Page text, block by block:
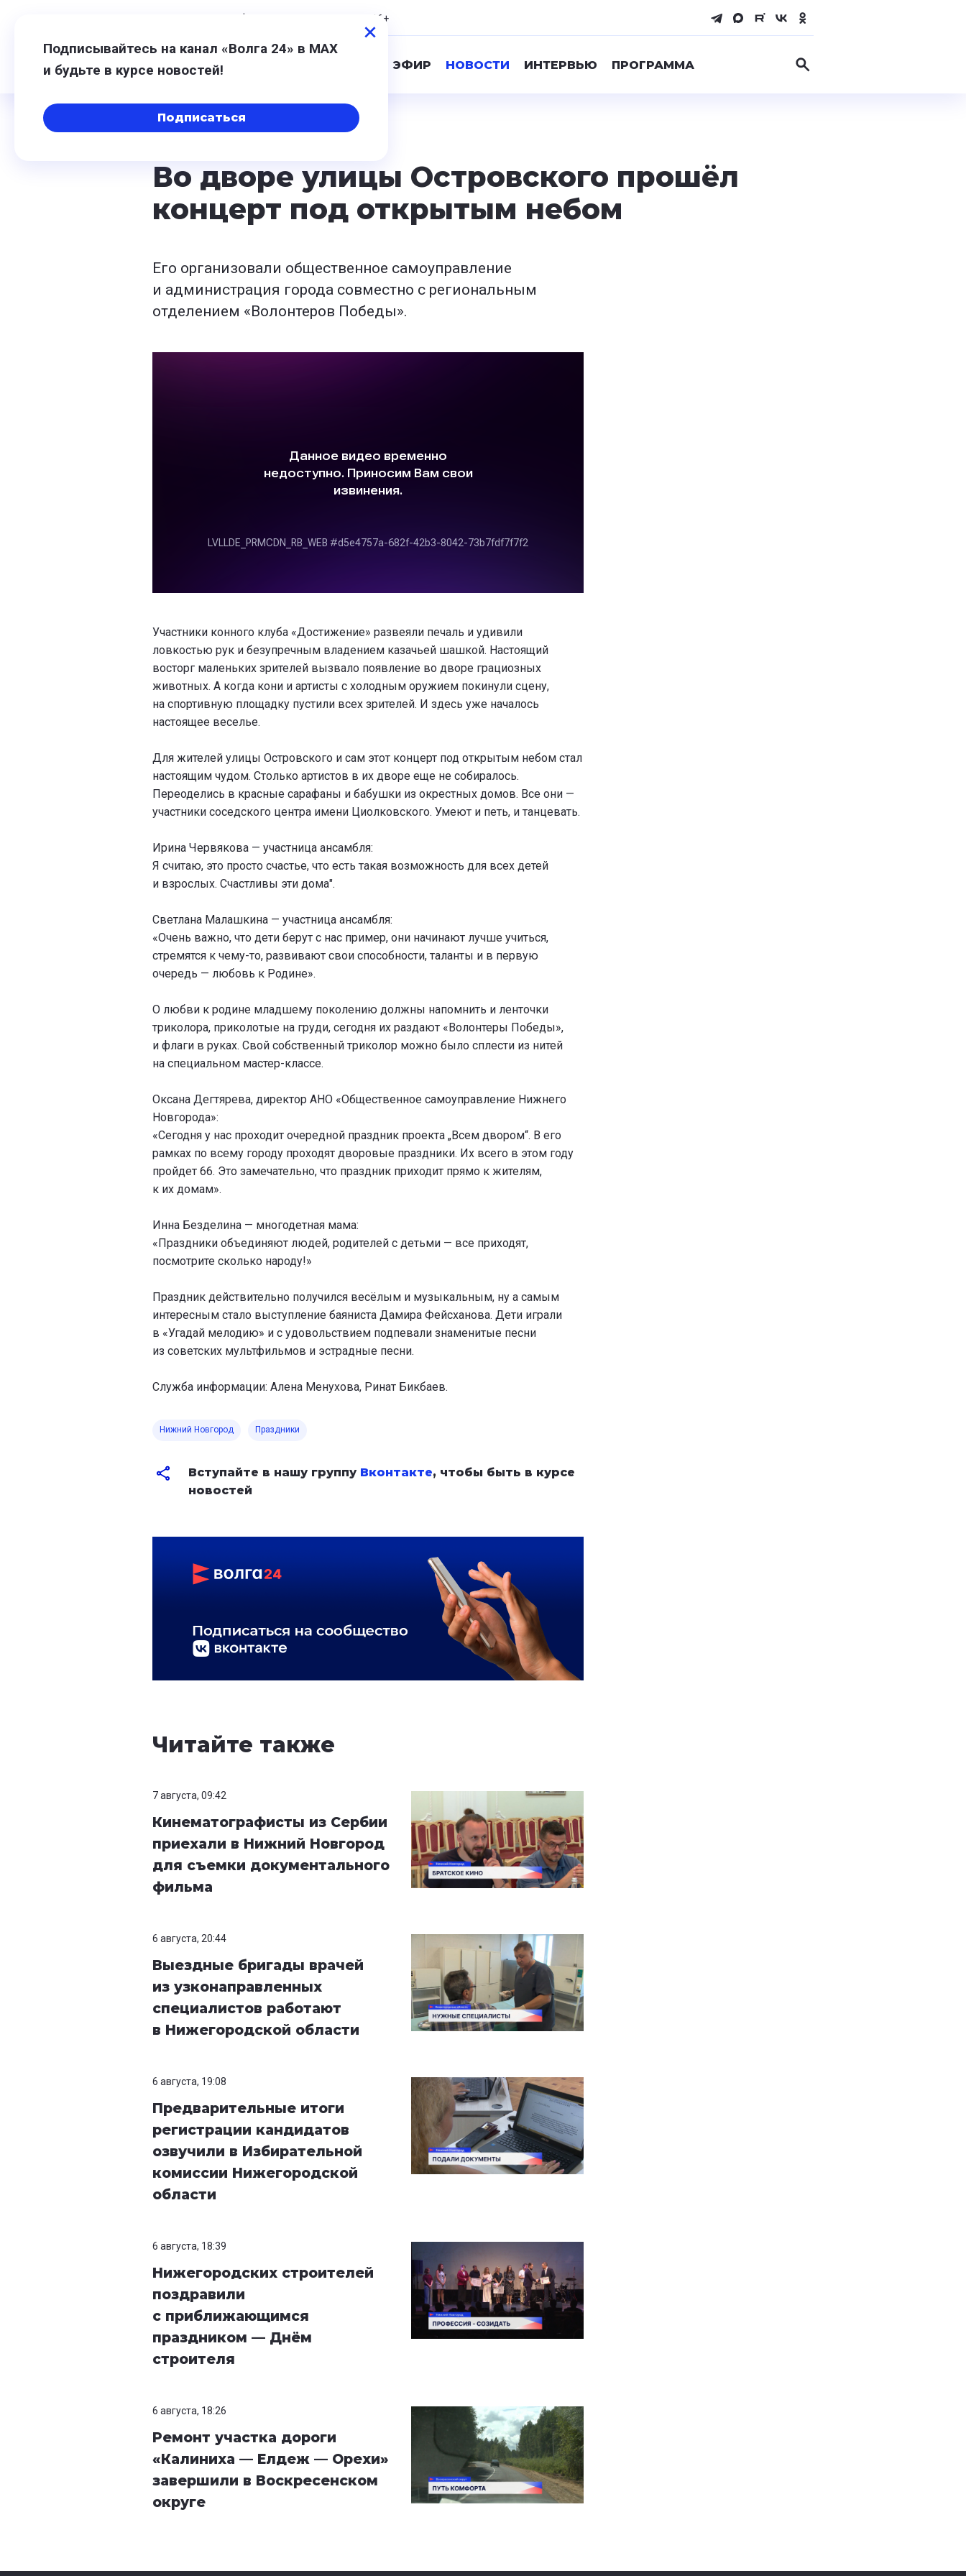
16+
ПРЯМОЙ ЭФИР НОВОСТИ ИНТЕРВЬЮ ПРОГРАММА
Во дворе улицы Островского прошёл
концерт под открытым небом
Его организовали общественное самоуправление
и администрация города совместно с региональным
отделением «Волонтеров Победы».
Участники конного клуба «Достижение» развеяли печаль и удивили
ловкостью рук и безупречным владением казачьей шашкой. Настоящий
восторг маленьких зрителей вызвало появление во дворе грациозных
животных. А когда кони и артисты с холодным оружием покинули сцену,
на спортивную площадку пустили всех зрителей. И здесь уже началось
настоящее веселье.
Для жителей улицы Островского и сам этот концерт под открытым небом стал
настоящим чудом. Столько артистов в их дворе еще не собиралось.
Переоделись в красные сарафаны и бабушки из окрестных домов. Все они —
участники соседского центра имени Циолковского. Умеют и петь, и танцевать.
Ирина Червякова — участница ансамбля:
Я считаю, это просто счастье, что есть такая возможность для всех детей
и взрослых. Счастливы эти дома".
Светлана Малашкина — участница ансамбля:
«Очень важно, что дети берут с нас пример, они начинают лучше учиться,
стремятся к чему-то, развивают свои способности, таланты и в первую
очередь — любовь к Родине».
О любви к родине младшему поколению должны напомнить и ленточки
триколора, приколотые на груди, сегодня их раздают «Волонтеры Победы»,
и флаги в руках. Свой собственный триколор можно было сплести из нитей
на специальном мастер-классе.
Оксана Дегтярева, директор АНО «Общественное самоуправление Нижнего
Новгорода»:
«Сегодня у нас проходит очередной праздник проекта „Всем двором“. В его
рамках по всему городу проходят дворовые праздники. Их всего в этом году
пройдет 66. Это замечательно, что праздник приходит прямо к жителям,
к их домам».
Инна Безделина — многодетная мама:
«Праздники объединяют людей, родителей с детьми — все приходят,
посмотрите сколько народу!»
Праздник действительно получился весёлым и музыкальным, ну а самым
интересным стало выступление баяниста Дамира Фейсханова. Дети играли
в «Угадай мелодию» и с удовольствием подпевали знаменитые песни
из советских мультфильмов и эстрадные песни.
Служба информации: Алена Менухова, Ринат Бикбаев.
Нижний Новгород Праздники
Вступайте в нашу группу Вконтакте, чтобы быть в курсе
новостей
Читайте также
7 августа, 09:42
Кинематографисты из Сербии
приехали в Нижний Новгород
для съемки документального
фильма
6 августа, 20:44
Выездные бригады врачей
из узконаправленных
специалистов работают
в Нижегородской области
6 августа, 19:08
Предварительные итоги
регистрации кандидатов
озвучили в Избирательной
комиссии Нижегородской
области
6 августа, 18:39
Нижегородских строителей
поздравили
с приближающимся
праздником — Днём
строителя
6 августа, 18:26
Ремонт участка дороги
«Калиниха — Елдеж — Орехи»
завершили в Воскресенском
округе
Подписывайтесь на канал «Волга 24» в МАХ
и будьте в курсе новостей!
Подписаться